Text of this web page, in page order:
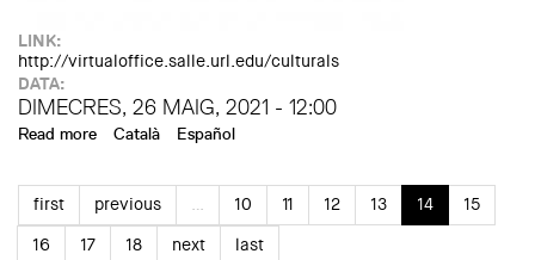
LINK:
http://virtualoffice.salle.url.edu/culturals
DATA:
DIMECRES, 26 MAIG, 2021 - 12:00
Read more about CulturTalks - Josep Lluís Mateo: 'Present time.
Català Español
first previous … 10 11 12 13 14
15
16
17 18 next last